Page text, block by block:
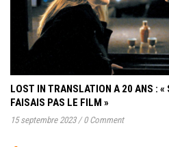
LOST IN TRANSLATION A 20 ANS : «
FAISAIS PAS LE FILM »
15 septembre 2023 / 0 Comment